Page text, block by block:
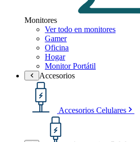
Monitores
Ver todo en monitores
Gamer
Oficina
Hogar
Monitor Portátil
Accesorios
Accesorios Celulares